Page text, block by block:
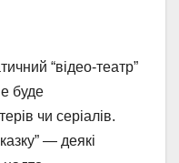
“відео-театр”
буде
чи серіалів.
— деякі